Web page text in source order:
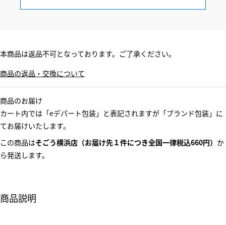
本商品は返品不可となっております。ご了承ください。
商品の返品・交換について
商品のお届け
カート内では「eデパート包装」と表記されますが「ブランド包装」に
てお届けいたします。
この商品はそごう横浜店（お届け先１件につき全国一律税込660円） か
ら発送します。
商品説明